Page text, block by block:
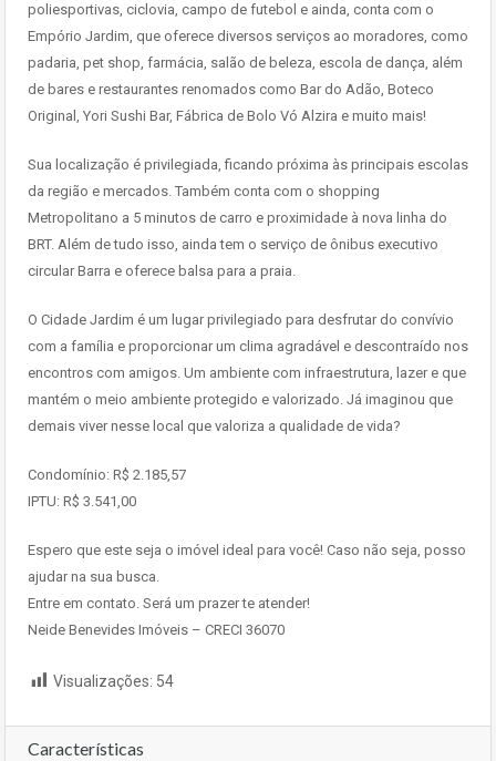
poliesportivas, ciclovia, campo de futebol e ainda, conta com o
Empório Jardim, que oferece diversos serviços ao moradores, como
padaria, pet shop, farmácia, salão de beleza, escola de dança, além
de bares e restaurantes renomados como Bar do Adão, Boteco
Original, Yori Sushi Bar, Fábrica de Bolo Vó Alzira e muito mais!
Sua localização é privilegiada, ficando próxima às principais escolas
da região e mercados. Também conta com o shopping
Metropolitano a 5 minutos de carro e proximidade à nova linha do
BRT. Além de tudo isso, ainda tem o serviço de ônibus executivo
circular Barra e oferece balsa para a praia.
O Cidade Jardim é um lugar privilegiado para desfrutar do convívio
com a família e proporcionar um clima agradável e descontraído nos
encontros com amigos. Um ambiente com infraestrutura, lazer e que
mantém o meio ambiente protegido e valorizado. Já imaginou que
demais viver nesse local que valoriza a qualidade de vida?
Condomínio: R$ 2.185,57
IPTU: R$ 3.541,00
Espero que este seja o imóvel ideal para você! Caso não seja, posso
ajudar na sua busca.
Entre em contato. Será um prazer te atender!
Neide Benevides Imóveis – CRECI 36070
Visualizações: 54
Características